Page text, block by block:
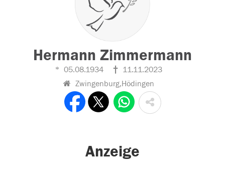
Hermann Zimmermann
05.08.1934
11.11.2023
Zwingenburg,Hödingen
Anzeige